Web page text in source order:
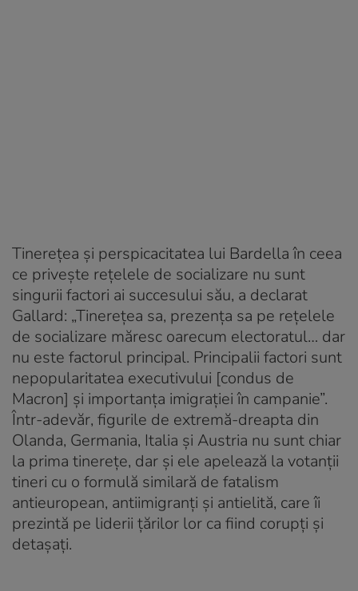
Tinerețea și perspicacitatea lui Bardella în ceea
ce privește rețelele de socializare nu sunt
singurii factori ai succesului său, a declarat
Gallard: „Tinerețea sa, prezența sa pe rețelele
de socializare măresc oarecum electoratul… dar
nu este factorul principal. Principalii factori sunt
nepopularitatea executivului [condus de
Macron] și importanța imigrației în campanie”.
Într-adevăr, figurile de extremă-dreapta din
Olanda, Germania, Italia și Austria nu sunt chiar
la prima tinerețe, dar și ele apelează la votanții
tineri cu o formulă similară de fatalism
antieuropean, antiimigranți și antielită, care îi
prezintă pe liderii țărilor lor ca fiind corupți și
detașați.